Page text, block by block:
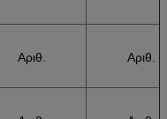
Αριθ. Αριθ.